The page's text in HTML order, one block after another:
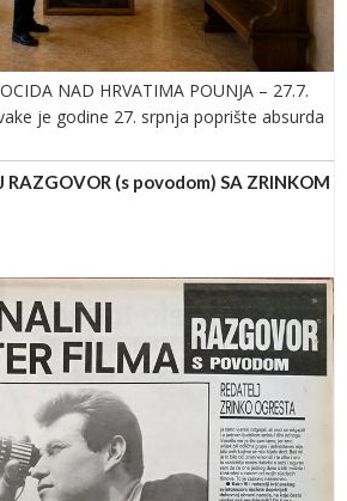
NAD HRVATIMA POUNJA – 27.7.
je godine 27. srpnja poprište absurda
RAZGOVOR (s povodom) SA ZRINKOM